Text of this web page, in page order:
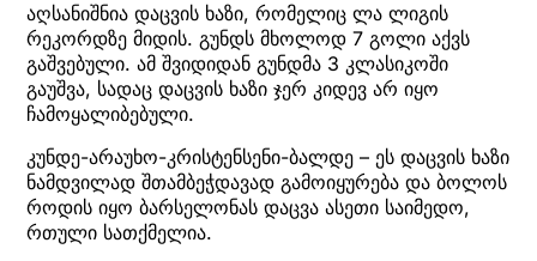
აღსანიშნია დაცვის ხაზი, რომელიც ლა ლიგის
რეკორდზე მიდის. გუნდს მხოლოდ 7 გოლი აქვს
გაშვებული. ამ შვიდიდან გუნდმა 3 კლასიკოში
გაუშვა, სადაც დაცვის ხაზი ჯერ კიდევ არ იყო
ჩამოყალიბებული.
კუნდე-არაუხო-კრისტენსენი-ბალდე – ეს დაცვის ხაზი
ნამდვილად შთამბეჭდავად გამოიყურება და ბოლოს
როდის იყო ბარსელონას დაცვა ასეთი საიმედო,
რთული სათქმელია.